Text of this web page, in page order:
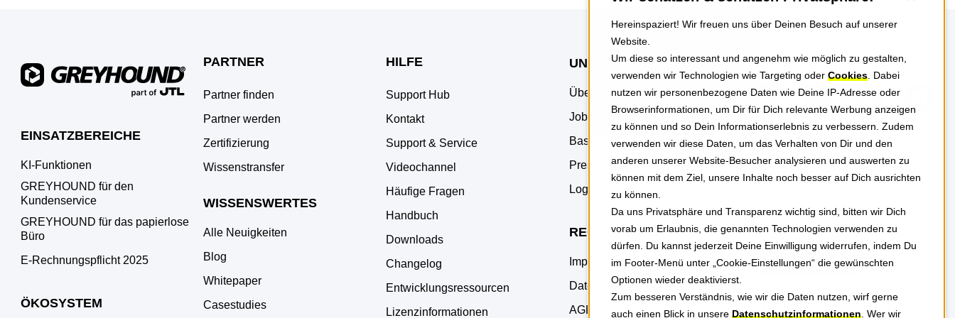
Hereinspaziert! Wir freuen uns über Deinen Besuch auf unserer
Website.
Um diese so interessant und angenehm wie möglich zu gestalten,
verwenden wir Technologien wie Targeting oder Cookies. Dabei
nutzen wir personenbezogene Daten wie Deine IP-Adresse oder
Browserinformationen, um Dir für Dich relevante Werbung anzeigen
zu können und so Dein Informationserlebnis zu verbessern. Zudem
verwenden wir diese Daten, um das Verhalten von Dir und den
anderen unserer Website-Besucher analysieren und auswerten zu
können mit dem Ziel, unsere Inhalte noch besser auf Dich ausrichten
zu können.
Da uns Privatsphäre und Transparenz wichtig sind, bitten wir Dich
vorab um Erlaubnis, die genannten Technologien verwenden zu
dürfen. Du kannst jederzeit Deine Einwilligung widerrufen, indem Du
im Footer-Menü unter „Cookie-Einstellungen“ die gewünschten
Optionen wieder deaktivierst.
Zum besseren Verständnis, wie wir die Daten nutzen, wirf gerne
auch einen Blick in unsere Datenschutzinformationen. Wer wir
EINSATZBEREICHE
KI-Funktionen
GREYHOUND für den
Kundenservice
GREYHOUND für das papierlose
Büro
E‑Rechnungspflicht 2025
ÖKOSYSTEM
PARTNER
Partner finden
Partner werden
Zertifizierung
Wissenstransfer
WISSENSWERTES
Alle Neuigkeiten
Blog
Whitepaper
Casestudies
HILFE
Support Hub
Kontakt
Support & Service
Videochannel
Häufige Fragen
Handbuch
Downloads
Changelog
Entwicklungsressourcen
Lizenzinformationen
UNTERNEHMEN
Über uns
Jobs
Basecamp
Pressematerial
Logomaterial
RECHTLICHES
Impressum
Datenschutz
AGB
FOLGE UNS
NEWSLETTER
GREYHOUND Software für
besseren Kundenservice.
Jetzt anmelden
NOCH FRAGEN? RUF UNS